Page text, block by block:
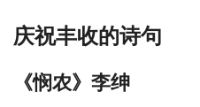
庆祝丰收的诗句
《悯农》李绅